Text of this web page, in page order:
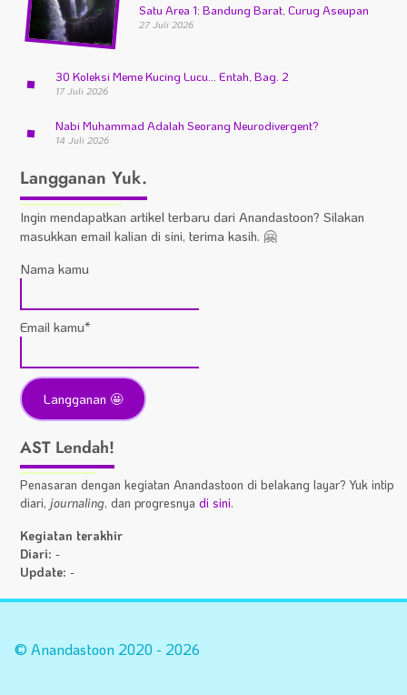
Satu Area 1: Bandung Barat, Curug Aseupan
27 Juli 2026
30 Koleksi Meme Kucing Lucu… Entah, Bag. 2
17 Juli 2026
Nabi Muhammad Adalah Seorang Neurodivergent?
14 Juli 2026
Langganan Yuk.
Ingin mendapatkan artikel terbaru dari Anandastoon? Silakan
masukkan email kalian di sini, terima kasih. 🤗
Nama kamu
Email kamu*
AST Lendah!
Penasaran dengan kegiatan Anandastoon di belakang layar? Yuk intip
diari, journaling, dan progresnyadi sini.
Kegiatan terakhir
Diari:-
Update:-
Statistik
© Anandastoon 2020 - 2026